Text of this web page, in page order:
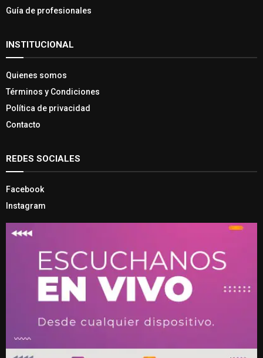
Guía de profesionales
INSTITUCIONAL
Quienes somos
Términos y Condiciones
Política de privacidad
Contacto
REDES SOCIALES
Facebook
Instagram